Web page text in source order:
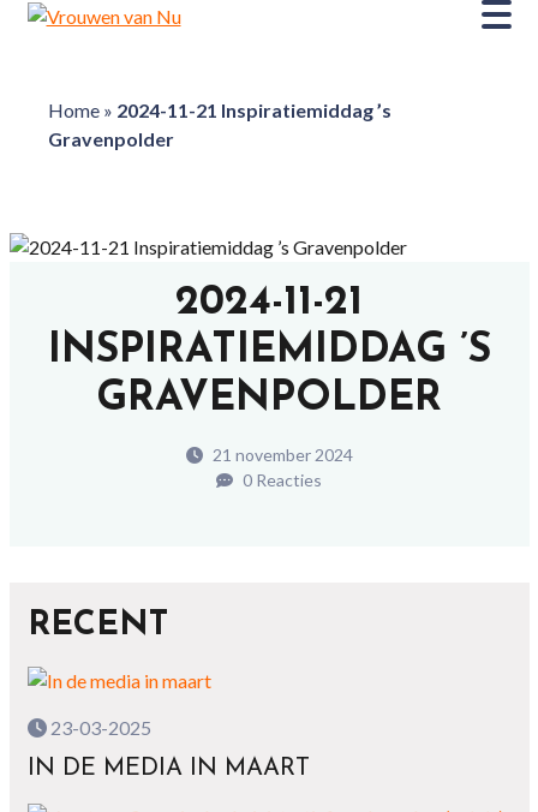
Home» 2024-11-21 Inspiratiemiddag ’s
Gravenpolder
2024-11-21
INSPIRATIEMIDDAG ’S
GRAVENPOLDER
21 november 2024
0 Reacties
RECENT
23-03-2025
IN DE MEDIA IN MAART